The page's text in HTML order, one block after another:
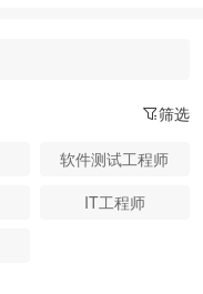
筛选
软件测试工程师
IT工程师